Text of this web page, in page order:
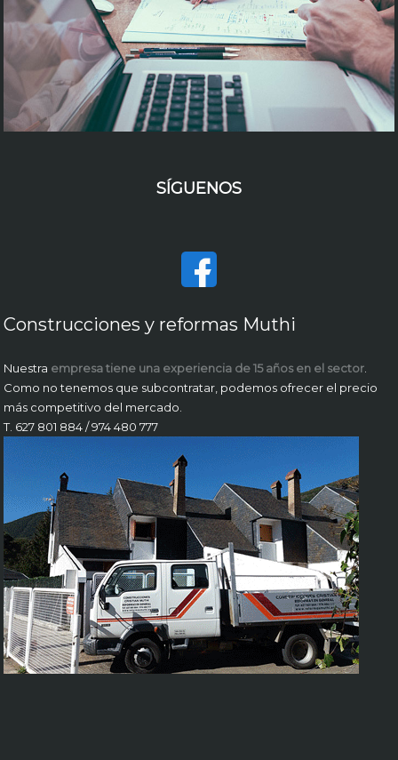
SÍGUENOS
Construcciones y reformas Muthi
Nuestra empresa tiene una experiencia de 15 años en el sector
Como no tenemos que subcontratar, podemos ofrecer el precio
más competitivo del mercado.
T. 627 801 884 / 974 480 777